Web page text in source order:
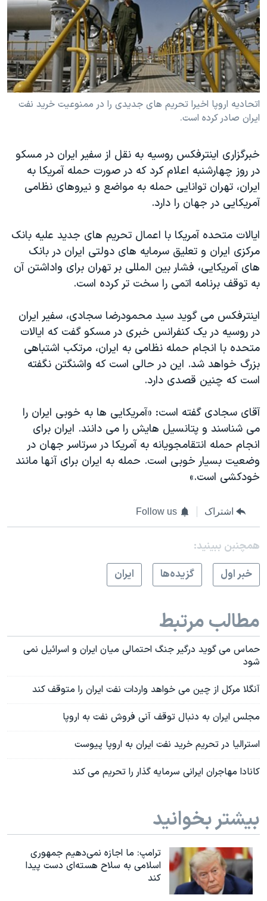
فرهنگ و زندگی
حقوق شهروندی
اقتصادی
علم و فناوری
گالری عکس
مستندها
انتخابات ریاست جمهوری آمریکا ۲۰۲۴
حمله جمهوری اسلامی به اسرائیل
رمز مهسا
اعتراضات زن، زندگی، آزادی
تریبونال مردمی آبان ۹۸
دادگاه حمید نوری
چهل سال گروگان‌گیری
اعتراضات مردمی آبان ۹۸
اسرائیل در جنگ
نرگس محمدی برنده جایزه نوبل صلح
همایش محافظه‌کاران آمریکا «سی‌پک»
صفحه‌های ویژه
سفر پرزیدنت ترامپ به چین
دنبال کنید
زبانهای مختلف
اتحادیه اروپا اخیرا تحریم های جدیدی را در ممنوعیت خرید نفت
ایران صادر کرده است.
خبرگزاری اینترفکس روسیه به نقل از سفیر ایران در مسکو
در روز چهارشنبه اعلام کرد که در صورت حمله آمریکا به
ایران، تهران توانایی حمله به مواضع و نیروهای نظامی
آمریکایی در جهان را دارد.
ایالات متحده آمریکا با اعمال تحریم های جدید علیه بانک
مرکزی ایران و تعلیق سرمایه های دولتی ایران در بانک
های آمریکایی، فشار بین المللی بر تهران برای واداشتن آن
به توقف برنامه اتمی را سخت تر کرده است.
اینترفکس می گوید سید محمودرضا سجادی، سفیر ایران
در روسیه در یک کنفرانس خبری در مسکو گفت که ایالات
متحده با انجام حمله نظامی به ایران، مرتکب اشتباهی
بزرگ خواهد شد. این در حالی است که واشنگتن نگفته
است که چنین قصدی دارد.
آقای سجادی گفته است: «آمریکایی ها به خوبی ایران را
می شناسند و پتانسیل هایش را می دانند. ایران برای
انجام حمله انتقامجویانه به آمریکا در سرتاسر جهان در
وضعیت بسیار خوبی است. حمله به ایران برای آنها مانند
خودکشی است.»
اشتراک Follow us
همچنبن ببینید:
خبر اول
گزيده‌ها ايران
مطالب مرتبط
حماس می گوید درگیر جنگ احتمالی میان ایران و اسرائیل نمی
شود
آنگلا مرکل از چین می خواهد واردات نفت ایران را متوقف کند
مجلس ایران به دنبال توقف آنی فروش نفت به اروپا
استرالیا در تحریم خرید نفت ایران به اروپا پیوست
کانادا مهاجران ایرانی سرمایه گذار را تحریم می کند
بیشتر بخوانید
ترامپ: ما اجازه نمی‌دهیم جمهوری
اسلامی به سلاح هسته‌ای دست پیدا
کند